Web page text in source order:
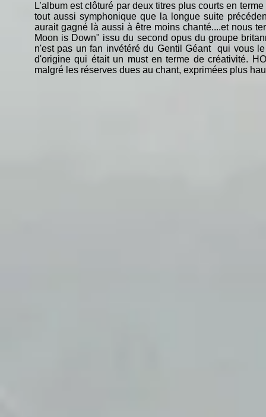
L’album est clôturé par deux titres plus courts en
tout aussi symphonique que la longue suite
aurait gagné là aussi à être moins chanté....et nous
Moon is Down" issu du second opus du groupe
n'est pas un fan invétéré du Gentil Géant qui vous
d'origine qui était un must en terme de créativité.
malgré les réserves dues au chant, exprimées plus